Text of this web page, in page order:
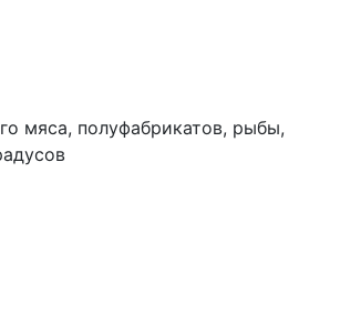
мяса, полуфабрикатов, рыбы,